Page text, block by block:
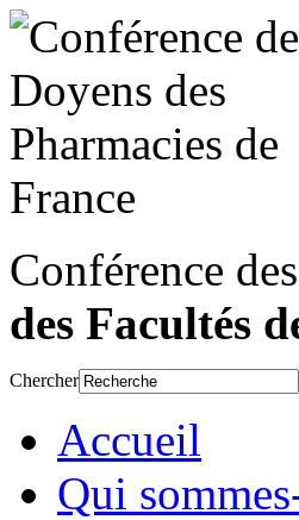
Conférence des
des Facultés
Chercher
Accueil
Qui